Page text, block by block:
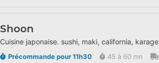
Shoon
Cuisine japonaise. sushi, maki, california, karage
Précommande pour 11h30 45 à 60 mn